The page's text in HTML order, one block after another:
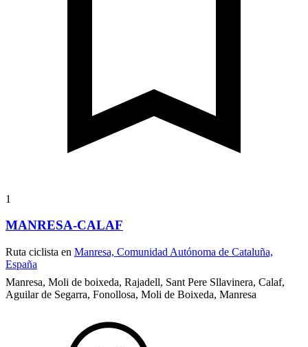
1
MANRESA-CALAF
Ruta ciclista en Manresa, Comunidad Autónoma de Cataluña,
España
Manresa, Moli de boixeda, Rajadell, Sant Pere Sllavinera, Calaf,
Aguilar de Segarra, Fonollosa, Moli de Boixeda, Manresa